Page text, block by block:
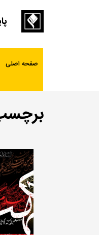
صفحه اصلی